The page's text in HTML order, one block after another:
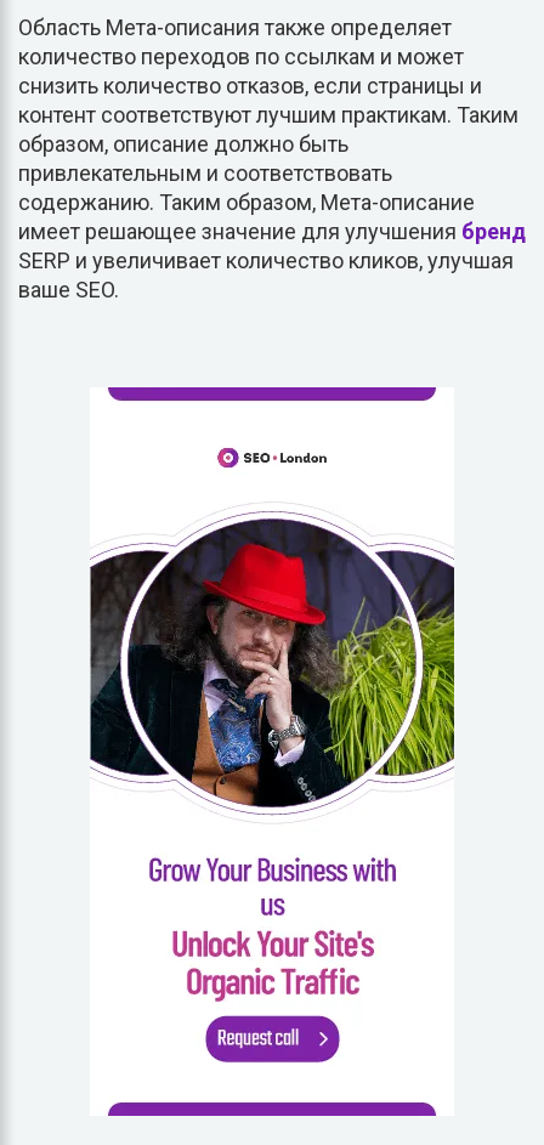
Область Мета-описания также определяет
количество переходов по ссылкам и может
снизить количество отказов, если страницы и
контент соответствуют лучшим практикам. Таким
образом, описание должно быть
привлекательным и соответствовать
содержанию. Таким образом, Мета-описание
имеет решающее значение для улучшения бренд
SERP и увеличивает количество кликов, улучшая
ваше SEO.